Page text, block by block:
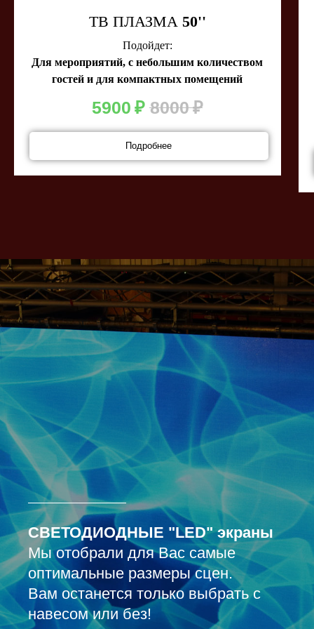
ТВ ПЛАЗМА 50''
Подойдет:
Для мероприятий, с небольшим количеством
гостей и для компактных помещений
5900 ₽ 8000₽
Подробнее
СВЕТОДИОДНЫЕ "LED" экраны
Мы отобрали для Вас самые
оптимальные размеры сцен.
Вам останется только выбрать с
навесом или без!